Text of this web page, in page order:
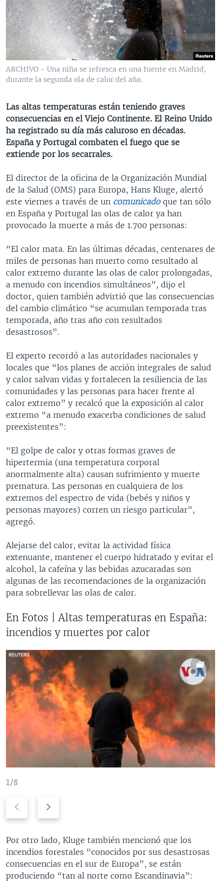
VENEZUELA
BRASIL
NICARAGUA
ECONOMÍA
ENTRETENIMIENTO Y CULTURA
TECNOLOGÍA
DEPORTES
CIENCIA Y SALUD
MULTIMEDIA
VIDEOS
FOTOGRAFÍA
AUDIOS
PROGRAMAS TV
EL MUNDO AL DÍA
FORO INTERAMERICANO
VISIÓN 360
PANORAMA
AVANCE INFORMATIVO
AUDIONOTICIAS
ESTADOS UNIDOS AL DÍA
EL MUNDO AL DÍA [RADIO]
FORO [RADIO]
NOTA ECONÓMICA
ENTRETENIMIENTO
DIRECT
DOCUMENTALES DE LA VOA
Learning English
SÍGANOS
Idiomas
ARCHIVO - Una niña se refresca en una fuente en Madrid,
durante la segunda ola de calor del año.
Las altas temperaturas están teniendo graves
consecuencias en el Viejo Continente. El Reino Unido
ha registrado su día más caluroso en décadas.
España y Portugal combaten el fuego que se
extiende por los secarrales.
El director de la oficina de la Organización Mundial
de la Salud (OMS) para Europa, Hans Kluge, alertó
este viernes a través de un comunicadoque tan sólo
en España y Portugal las olas de calor ya han
provocado la muerte a más de 1.700 personas:
“El calor mata. En las últimas décadas, centenares de
miles de personas han muerto como resultado al
calor extremo durante las olas de calor prolongadas,
a menudo con incendios simultáneos”, dijo el
doctor, quien también advirtió que las consecuencias
del cambio climático “se acumulan temporada tras
temporada, año tras año con resultados
desastrosos”.
El experto recordó a las autoridades nacionales y
locales que “los planes de acción integrales de salud
y calor salvan vidas y fortalecen la resiliencia de las
comunidades y las personas para hacer frente al
calor extremo” y recalcó que la exposición al calor
extremo “a menudo exacerba condiciones de salud
preexistentes”:
“El golpe de calor y otras formas graves de
hipertermia (una temperatura corporal
anormalmente alta) causan sufrimiento y muerte
prematura. Las personas en cualquiera de los
extremos del espectro de vida (bebés y niños y
personas mayores) corren un riesgo particular”,
agregó.
Alejarse del calor, evitar la actividad física
extenuante, mantener el cuerpo hidratado y evitar el
alcohol, la cafeína y las bebidas azucaradas son
algunas de las recomendaciones de la organización
para sobrellevar las olas de calor.
En Fotos | Altas temperaturas en España:
incendios y muertes por calor
1/8
v
i
o
u
t
s
l
i
Por otro lado, Kluge también mencionó que los
incendios forestales “conocidos por sus desastrosas
consecuencias en el sur de Europa”, se están
produciendo “tan al norte como Escandinavia”: